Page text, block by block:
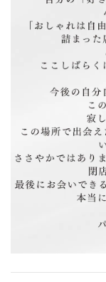
写真で見たイメ
にショートブー
可能なゴム仕様
です。
そうです
年通じ
だと思う
楽しみに
きあり
花